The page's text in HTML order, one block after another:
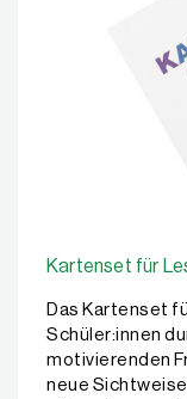
Kartenset für
Das Kartenset
Schüler:innen
motivierenden
neue